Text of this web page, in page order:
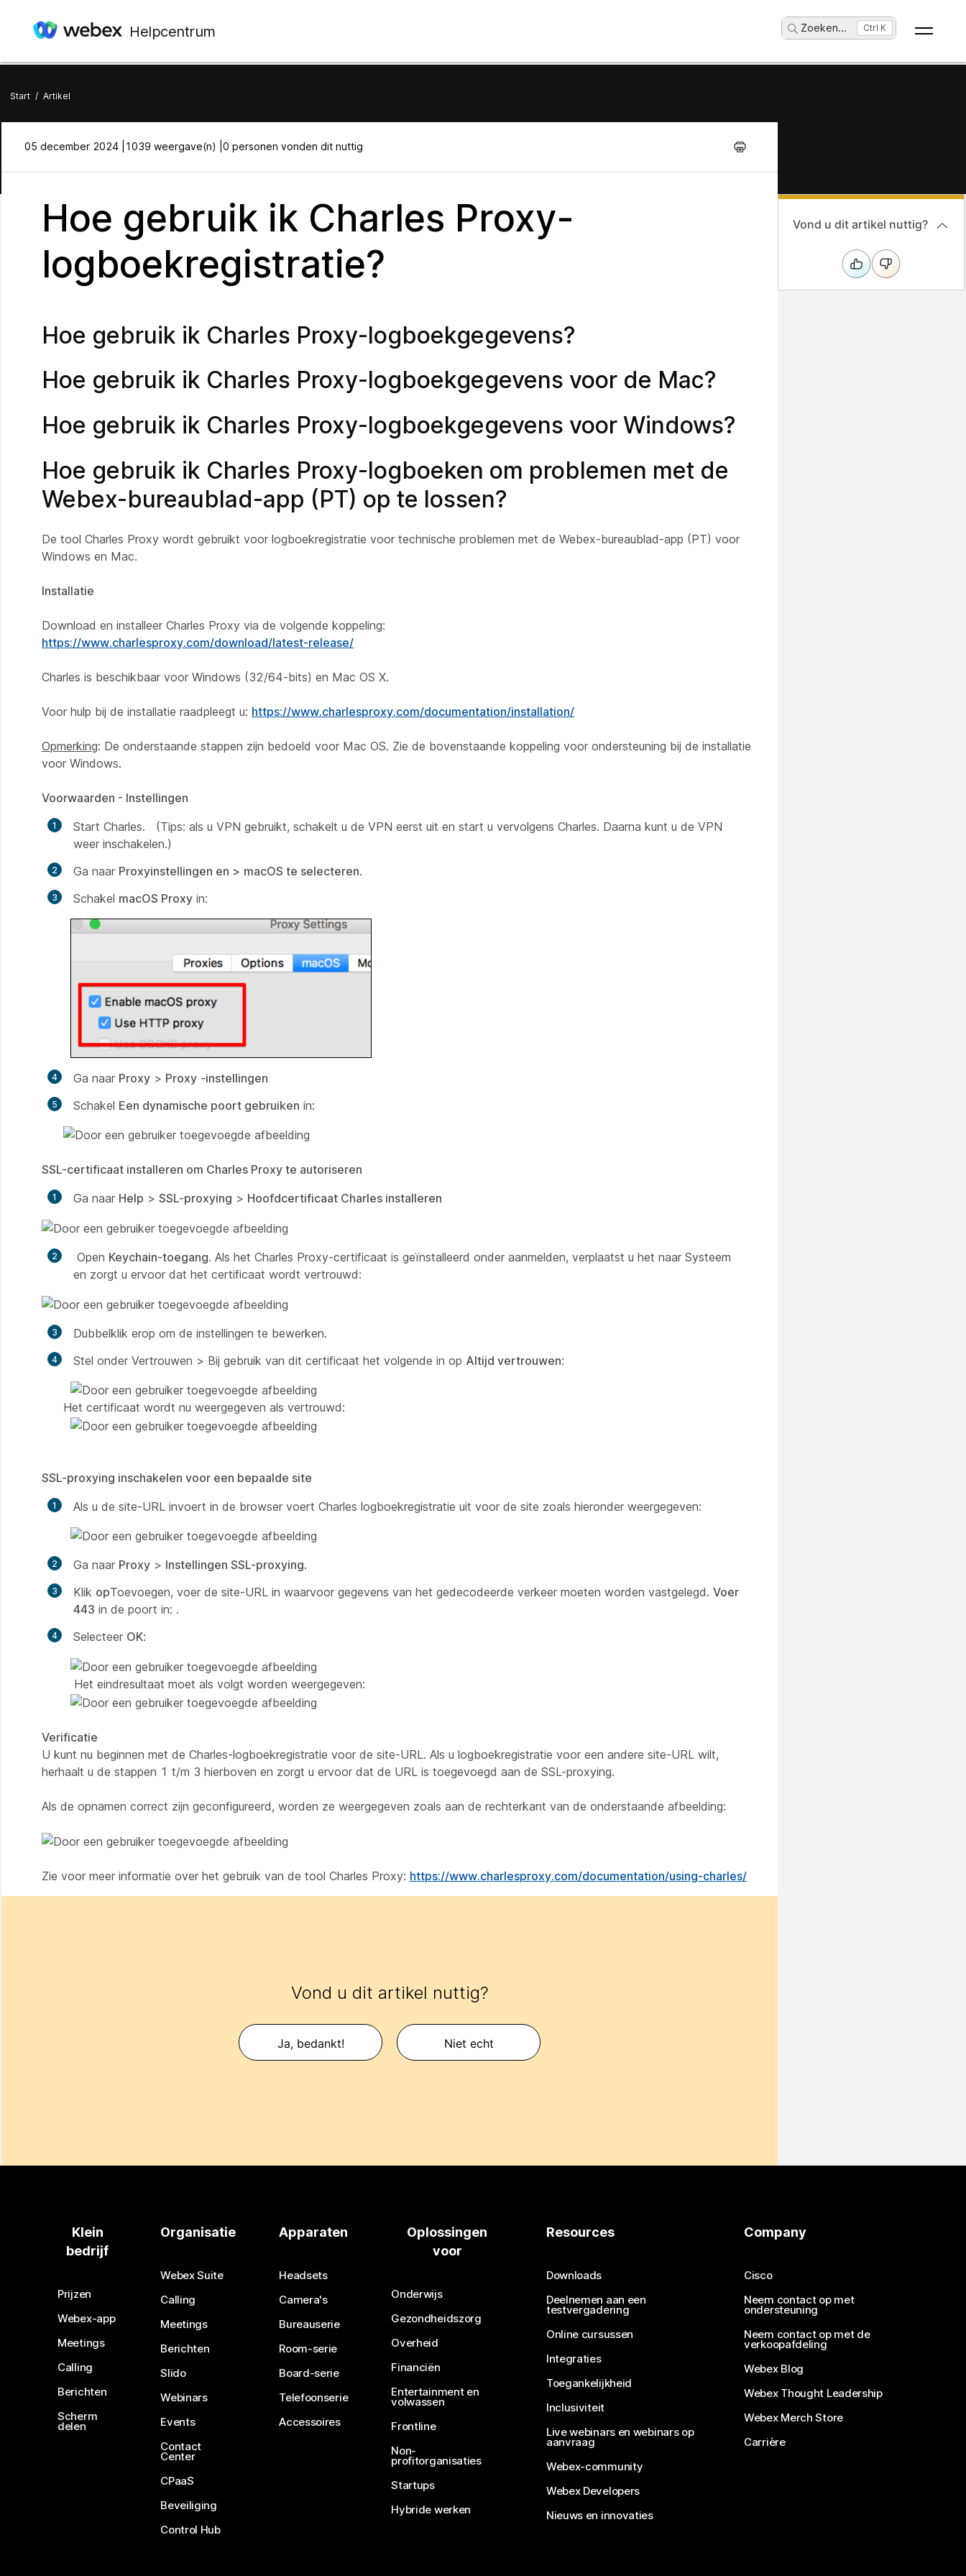
Helpcentrum Zoeken... Ctrl K
Start / Artikel
05 december 2024 | 1039 weergave(n) | 0 personen vonden dit nuttig
Hoe gebruik ik Charles Proxy-
logboekregistratie?
Hoe gebruik ik Charles Proxy-logboekgegevens?
Hoe gebruik ik Charles Proxy-logboekgegevens voor de Mac?
Hoe gebruik ik Charles Proxy-logboekgegevens voor Windows?
Hoe gebruik ik Charles Proxy-logboeken om problemen met de
Webex-bureaublad-app (PT) op te lossen?
De tool Charles Proxy wordt gebruikt voor logboekregistratie voor technische problemen met de Webex-bureaublad-app (PT) voor
Windows en Mac.
Installatie
Download en installeer Charles Proxy via de volgende koppeling:
https://www.charlesproxy.com/download/latest-release/
Charles is beschikbaar voor Windows (32/64-bits) en Mac OS X.
Voor hulp bij de installatie raadpleegt u: https://www.charlesproxy.com/documentation/installation/
Opmerking: De onderstaande stappen zijn bedoeld voor Mac OS. Zie de bovenstaande koppeling voor ondersteuning bij de installatie
voor Windows.
Voorwaarden - Instellingen
Start Charles. (Tips: als u VPN gebruikt, schakelt u de VPN eerst uit en start u vervolgens Charles. Daarna kunt u de VPN
weer inschakelen.)
Ga naar Proxyinstellingen en > macOS te selecteren.
Schakel macOS Proxy in:
Ga naar Proxy > Proxy -instellingen
Schakel Een dynamische poort gebruiken in:
SSL-certificaat installeren om Charles Proxy te autoriseren
Ga naar Help > SSL-proxying > Hoofdcertificaat Charles installeren
Open Keychain-toegang. Als het Charles Proxy-certificaat is geïnstalleerd onder aanmelden, verplaatst u het naar Systeem
en zorgt u ervoor dat het certificaat wordt vertrouwd:
Dubbelklik erop om de instellingen te bewerken.
Stel onder Vertrouwen > Bij gebruik van dit certificaat het volgende in op Altijd vertrouwen:
Het certificaat wordt nu weergegeven als vertrouwd:
SSL-proxying inschakelen voor een bepaalde site
Als u de site-URL invoert in de browser voert Charles logboekregistratie uit voor de site zoals hieronder weergegeven:
Ga naar Proxy > Instellingen SSL-proxying.
Klik opToevoegen, voer de site-URL in waarvoor gegevens van het gedecodeerde verkeer moeten worden vastgelegd. Voer
443 in de poort in: .
Selecteer OK:
Het eindresultaat moet als volgt worden weergegeven:
Verificatie
U kunt nu beginnen met de Charles-logboekregistratie voor de site-URL. Als u logboekregistratie voor een andere site-URL wilt,
herhaalt u de stappen 1 t/m 3 hierboven en zorgt u ervoor dat de URL is toegevoegd aan de SSL-proxying.
Als de opnamen correct zijn geconfigureerd, worden ze weergegeven zoals aan de rechterkant van de onderstaande afbeelding:
Zie voor meer informatie over het gebruik van de tool Charles Proxy: https://www.charlesproxy.com/documentation/using-charles/
Vond u dit artikel nuttig?
Ja, bedankt! Niet echt
Vond u dit artikel nuttig?
Klein
bedrijf
Prijzen
Webex-app
Meetings
Calling
Berichten
Scherm
delen
Organisatie
Webex Suite
Calling
Meetings
Berichten
Slido
Webinars
Events
Contact
Center
CPaaS
Beveiliging
Control Hub
Apparaten
Headsets
Camera's
Bureauserie
Room-serie
Board-serie
Telefoonserie
Accessoires
Oplossingen
voor
Onderwijs
Gezondheidszorg
Overheid
Financiën
Entertainment en
volwassen
Frontline
Non-
profitorganisaties
Startups
Hybride werken
Resources
Downloads
Deelnemen aan een
testvergadering
Online cursussen
Integraties
Toegankelijkheid
Inclusiviteit
Live webinars en webinars op
aanvraag
Webex-community
Webex Developers
Nieuws en innovaties
Company
Cisco
Neem contact op met
ondersteuning
Neem contact op met de
verkoopafdeling
Webex Blog
Webex Thought Leadership
Webex Merch Store
Carrière